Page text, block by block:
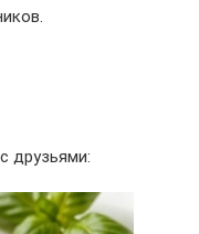
друзьями: